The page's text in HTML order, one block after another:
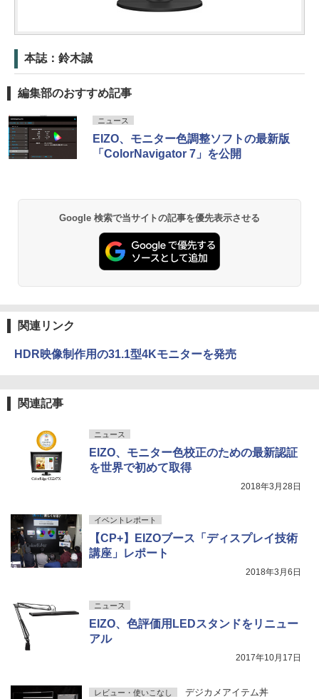
本誌：鈴木誠
編集部のおすすめ記事
ニュース
EIZO、モニター色調整ソフトの最新版
「ColorNavigator 7」を公開
Google 検索で当サイトの記事を優先表示させる
関連リンク
HDR映像制作用の31.1型4Kモニターを発売
関連記事
ニュース
EIZO、モニター色校正のための最新認証
を世界で初めて取得
2018年3月28日
イベントレポート
【CP+】EIZOブース「ディスプレイ技術
講座」レポート
2018年3月6日
ニュース
EIZO、色評価用LEDスタンドをリニュー
アル
2017年10月17日
レビュー・使いこなし デジカメアイテム丼